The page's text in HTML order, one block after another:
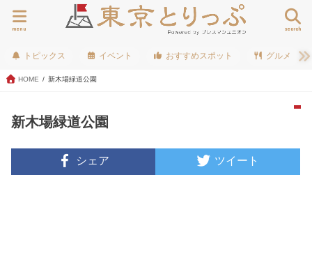
search
menu
トピックス イベント おすすめスポット グルメ
HOME 新木場緑道公園
新木場緑道公園
シェア ツイート